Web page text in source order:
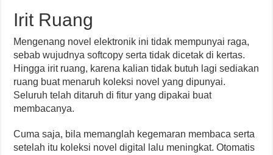
Irit Ruang
Mengenang novel elektronik ini tidak mempunyai raga,
sebab wujudnya softcopy serta tidak dicetak di kertas.
Hingga irit ruang, karena kalian tidak butuh lagi sediakan
ruang buat menaruh koleksi novel yang dipunyai.
Seluruh telah ditaruh di fitur yang dipakai buat
membacanya.
Cuma saja, bila memanglah kegemaran membaca serta
setelah itu koleksi novel digital lalu meningkat. Otomatis